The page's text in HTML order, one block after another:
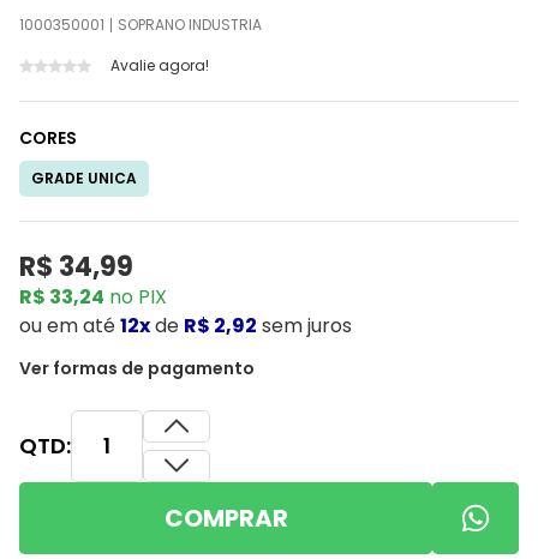
1000350001
SOPRANO INDUSTRIA
Avalie agora!
R$ 34,99
R$ 33,24 no PIX
ouem até12xde R$ 2,92 sem juros
Ver formas de pagamento
CORES
GRADE UNICA
QTD:
COMPRAR